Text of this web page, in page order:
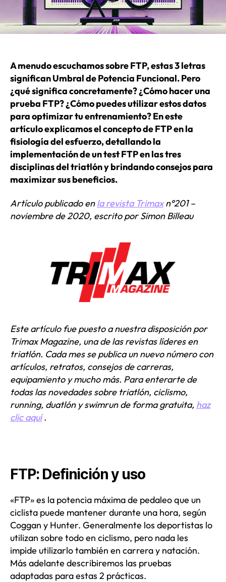
A menudo escuchamos sobre FTP, estas 3 letras
significan Umbral de Potencia Funcional. Pero
¿qué significa concretamente? ¿Cómo hacer una
prueba FTP? ¿Cómo puedes utilizar estos datos
para optimizar tu entrenamiento? En este
artículo explicamos el concepto de FTP en la
fisiología del esfuerzo, detallando la
implementación de un test FTP en las tres
disciplinas del triatlón y brindando consejos para
maximizar sus beneficios.
Artículo publicado enla revista Trimaxn°201 –
noviembre de 2020, escrito por Simon Billeau
Este artículo fue puesto a nuestra disposición por
Trimax Magazine, una de las revistas líderes en
triatlón. Cada mes se publica un nuevo número con
artículos, retratos, consejos de carreras,
equipamiento y mucho más. Para enterarte de
todas las novedades sobre triatlón, ciclismo,
running, duatlón y swimrun de forma gratuita, haz
clic aquí.
FTP: Definición y uso
«FTP» es la potencia máxima de pedaleo que un
ciclista puede mantener durante una hora, según
Coggan y Hunter. Generalmente los deportistas lo
utilizan sobre todo en ciclismo, pero nada les
impide utilizarlo también en carrera y natación.
Más adelante describiremos las pruebas
adaptadas para estas 2 prácticas.